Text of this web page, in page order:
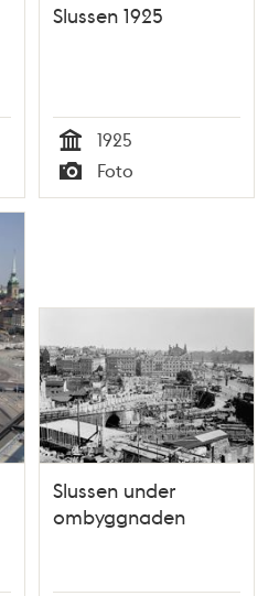
Slussen 1925
Tid
1925
Typ
Foto
Slussen under
ombyggnaden